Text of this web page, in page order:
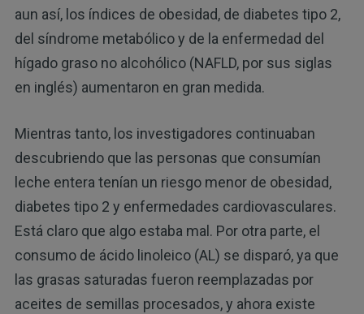
aun así, los índices de obesidad, de diabetes tipo 2,
del síndrome metabólico y de la enfermedad del
hígado graso no alcohólico (NAFLD, por sus siglas
en inglés) aumentaron en gran medida.
Mientras tanto, los investigadores continuaban
descubriendo que las personas que consumían
leche entera tenían un riesgo menor de obesidad,
diabetes tipo 2 y enfermedades cardiovasculares.
Está claro que algo estaba mal. Por otra parte, el
consumo de ácido linoleico (AL) se disparó, ya que
las grasas saturadas fueron reemplazadas por
aceites de semillas procesados, y ahora existe